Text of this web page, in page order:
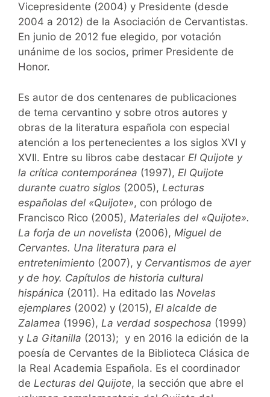
Vicepresidente (2004) y Presidente (desde
2004 a 2012) de la Asociación de Cervantistas.
En junio de 2012 fue elegido, por votación
unánime de los socios, primer Presidente de
Honor.
Es autor de dos centenares de publicaciones
de tema cervantino y sobre otros autores y
obras de la literatura española con especial
atención a los pertenecientes a los siglos XVI y
XVII. Entre su libros cabe destacar El Quijote y
la crítica contemporánea (1997), El Quijote
durante cuatro siglos (2005), Lecturas
españolas del «Quijote», con prólogo de
Francisco Rico (2005), Materiales del «Quijote».
La forja de un novelista (2006), Miguel de
Cervantes. Una literatura para el
entretenimiento (2007), y Cervantismos de ayer
y de hoy. Capítulos de historia cultural
hispánica (2011). Ha editado las Novelas
ejemplares (2002) y (2015), El alcalde de
Zalamea (1996), La verdad sospechosa (1999)
y La Gitanilla (2013); y en 2016 la edición de la
poesía de Cervantes de la Biblioteca Clásica de
la Real Academia Española. Es el coordinador
de Lecturas del Quijote, la sección que abre el